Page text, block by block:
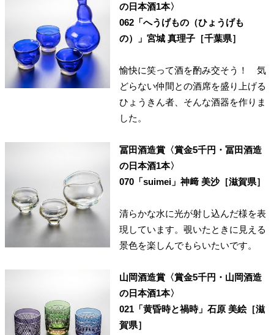
の日本酒1本〉
062「へうげもの（ひょうげも
の）」宮城 真理子［千葉県］
愉快に笑って酒を酌み交そう！ 気
どらない仲間との酒席を盛り上げる
ひょうきん者、そんな酒器を作りま
した。
冨田酒造賞〈賞金5千円・冨田酒造
の日本酒1本〉
070「suimei」神﨑 美沙［滋賀県］
清らかな水に光が射し込んだ様を表
現しています。覗いたときに見える
景色を楽しんでもらいたいです。
山岡酒造賞〈賞金5千円・山岡酒造
の日本酒1本〉
021「黄昏時と禍時」石原 美絵［滋
賀県］